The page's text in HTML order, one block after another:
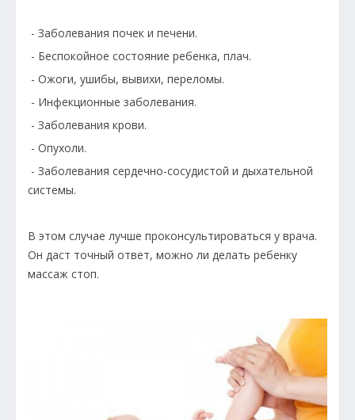
- Заболевания почек и печени.
- Беспокойное состояние ребенка, плач.
- Ожоги, ушибы, вывихи, переломы.
- Инфекционные заболевания.
- Заболевания крови.
- Опухоли.
- Заболевания сердечно-сосудистой и дыхательной
системы.
В этом случае лучше проконсультироваться у врача.
Он даст точный ответ, можно ли делать ребенку
массаж стоп.